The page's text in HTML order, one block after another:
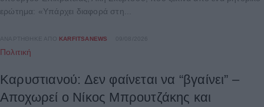
ερώτημα: «Υπάρχει διαφορά στη...
ΑΝΑΡΤΉΘΗΚΕ ΑΠΌ KARFITSANEWS 09/08/2026
Πολιτική
Καρυστιανού: Δεν φαίνεται να “βγαίνει” –
Αποχωρεί ο Νίκος Μπρουτζάκης και